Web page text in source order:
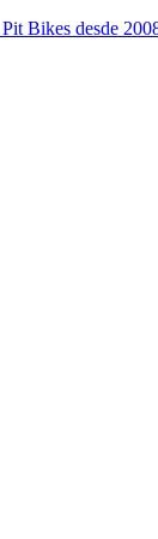
Bikes desde